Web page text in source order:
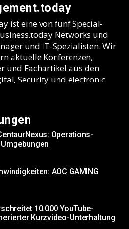
ist eine von fünf Special-
Networks und
und IT-Spezialisten. Wir
aktuelle Konferenzen,
und Fachartikel aus den
Security und electronic
Operations-
AOC GAMING
10.000 YouTube-
Kurzvideo-Unterhaltung